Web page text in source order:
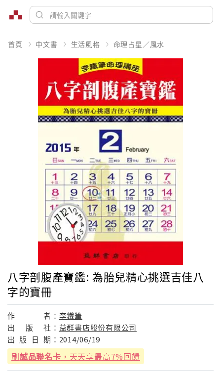
首頁 中文書 生活風格 命理占星／風水
八字剖腹產寶鑑: 為胎兒精心挑選吉佳八
字的寶冊
作 者： 李鐵筆
出
版 社： 益群書店股份有限公司
出 版 日 期： 2014/06/19
刷誠品聯名卡 ，天天享最高7%回饋